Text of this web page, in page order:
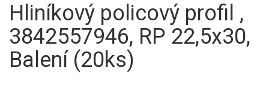
Hliníkový policový profil ,
3842557946, RP 22,5x30,
Balení (20ks)